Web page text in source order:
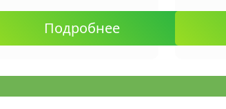
Подробнее